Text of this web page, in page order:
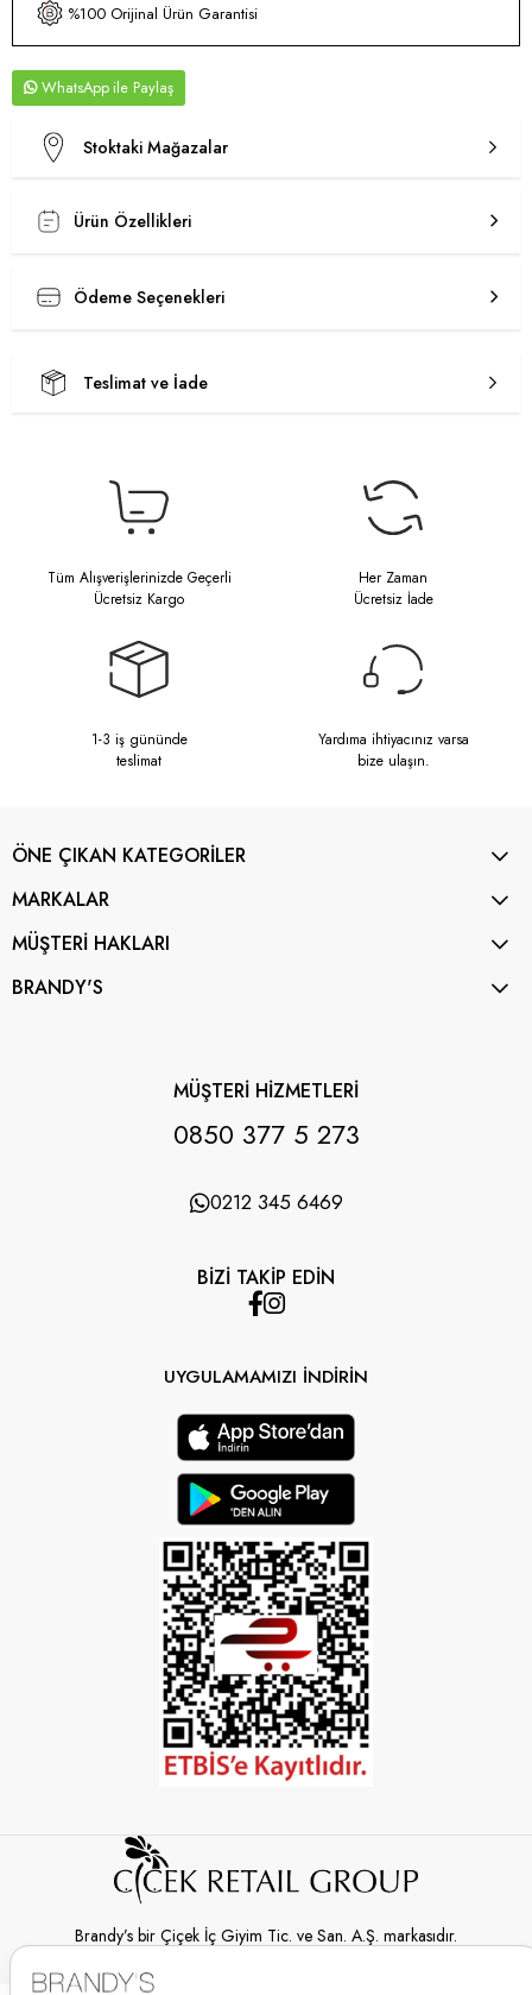
%100 Orijinal Ürün Garantisi
WhatsApp
Stoktaki Mağazalar
Ürün Özellikleri
Ödeme Seçenekleri
Teslimat ve İade
Tüm Alışverişlerinizde Geçerli
Ücretsiz Kargo
Her Zaman
Ücretsiz İade
1-3 iş gününde
teslimat
Yardıma ihtiyacınız varsa
bize ulaşın.
ÖNE ÇIKAN KATEGORİLER
MARKALAR
MÜŞTERİ HAKLARI
BRANDY'S
MÜŞTERİ HİZMETLERİ
0850 377 5 273
0212 345 6469
BİZİ TAKİP EDİN
UYGULAMAMIZI İNDİRİN
Brandy’s bir Çiçek İç Giyim Tic. ve San. A.Ş. markasıdır.
© 2026 Brandy’s | Her hakkı saklıdır.